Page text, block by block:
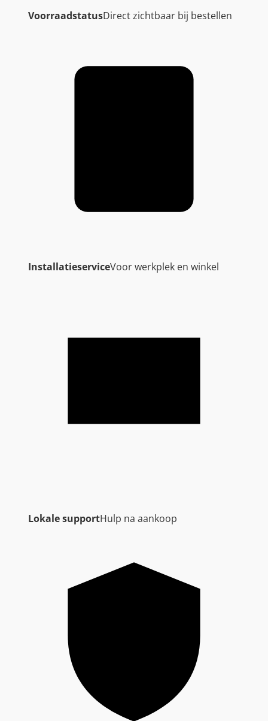
VoorraadstatusDirect zichtbaar bij bestellen
InstallatieserviceVoor werkplek en winkel
Lokale supportHulp na aankoop